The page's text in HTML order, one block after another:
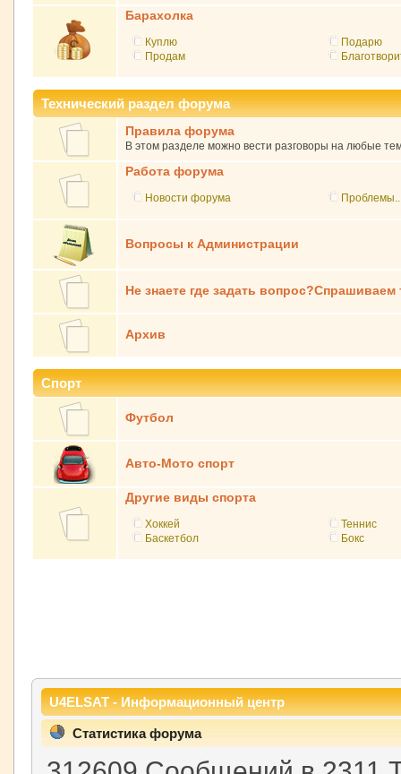
Барахолка
Куплю
Продам
Подарю
Технический раздел форума
Правила форума
В этом разделе можно вести разговоры на любые
Работа форума
Новости форума
Вопросы к Администрации
Не знаете где задать вопрос?Спрашиваем
Архив
Спорт
Футбол
Авто-Мото спорт
Другие виды спорта
Хоккей
Баскетбол
Теннис
Бокс
U4ELSAT - Информационный центр
Статистика форума